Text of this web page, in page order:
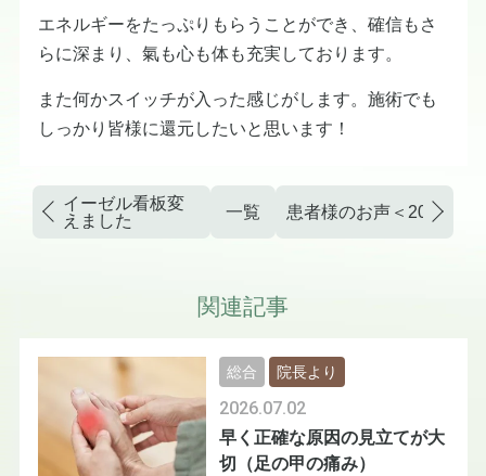
エネルギーをたっぷりもらうことができ、確信もさ
らに深まり、氣も心も体も充実しております。
また何かスイッチが入った感じがします。施術でも
しっかり皆様に還元したいと思います！
イーゼル看板変
えました
一覧 患者様のお声＜2024年冬
関連記事
早く正確な原因の見立てが大
切（足の甲の痛み）
2026.07.02
総合 院長より